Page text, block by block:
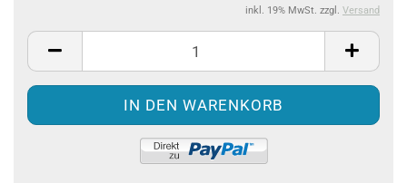
inkl. 19% MwSt. zzgl. Versand